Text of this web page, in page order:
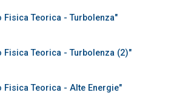
Fisica Teorica - Turbolenza"
Fisica Teorica - Turbolenza (2)"
Fisica Teorica - Alte Energie"